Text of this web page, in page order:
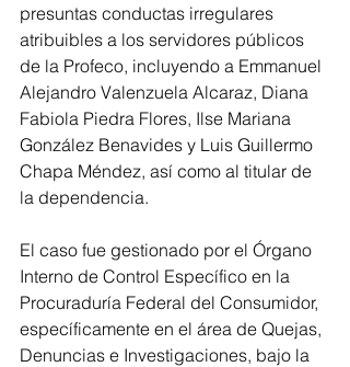
presuntas conductas irregulares
atribuibles a los servidores públicos
de la Profeco, incluyendo a Emmanuel
Alejandro Valenzuela Alcaraz, Diana
Fabiola Piedra Flores, Ilse Mariana
González Benavides y Luis Guillermo
Chapa Méndez, así como al titular de
la dependencia.
El caso fue gestionado por el Órgano
Interno de Control Específico en la
Procuraduría Federal del Consumidor,
específicamente en el área de Quejas,
Denuncias e Investigaciones, bajo la